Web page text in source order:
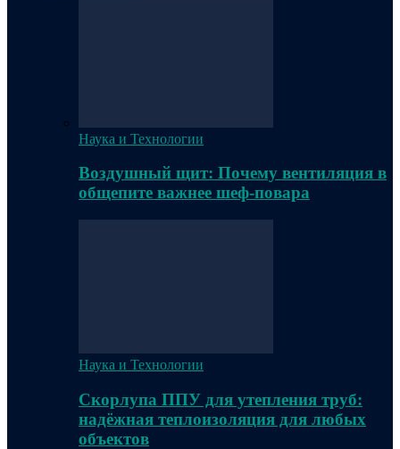
Наука и Технологии
Воздушный щит: Почему вентиляция в
общепите важнее шеф-повара
Наука и Технологии
Скорлупа ППУ для утепления труб:
надёжная теплоизоляция для любых
объектов